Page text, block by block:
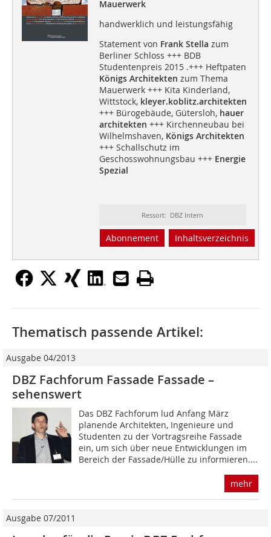
Mauerwerk
handwerklich und leistungsfähig
Statement von Frank Stella zum
Berliner Schloss +++ BDB
Studentenpreis 2015 .+++ Heftpaten
Königs Architekten zum Thema
Mauerwerk +++ Kita Kinderland,
Wittstock, kleyer.koblitz.architekten
+++ Bürogebäude, Gütersloh, hauer
architekten +++ Kirchenneubau bei
Wilhelmshaven, Königs Architekten
+++ Schallschutz im
Geschosswohnungsbau +++ Energie
Spezial
Ressort: DBZ Intern
Abonnement Inhaltsverzeichnis
Thematisch passende Artikel:
Ausgabe 04/2013
DBZ Fachforum Fassade Fassade –
sehenswert
Das DBZ Fachforum lud Anfang März
planende Architekten, Ingenieure und
Studenten zu der Vortragsreihe Fassade
ein, um sich über neue Entwicklungen im
Bereich der Fassade/Hülle zu informieren....
mehr
Ausgabe 07/2011